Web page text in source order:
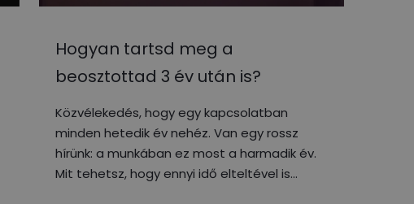
Hogyan tartsd meg a
beosztottad 3 év után is?
Közvélekedés, hogy egy kapcsolatban
minden hetedik év nehéz. Van egy rossz
hírünk: a munkában ez most a harmadik év.
Mit tehetsz, hogy ennyi idő elteltével is